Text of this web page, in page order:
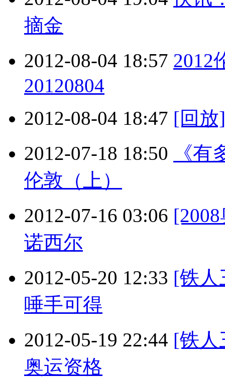
摘金
2012-08-04 18:57 2012
20120804
2012-08-04 18:47 [回放
2012-07-18 18:50
《
伦敦（上）
2012-07-16 03:06
诺西尔
2012-05-20 12:33 [铁人
唾手可得
2012-05-19 22:44 [铁人
奥运资格